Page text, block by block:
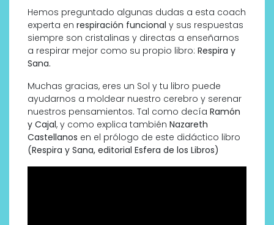
Hemos preguntado algunas dudas a esta coach
experta en respiración funcional y sus respuestas
siempre son cristalinas y directas a enseñarnos
a respirar mejor como su propio libro: Respira y
Sana.
Muchas gracias, eres un Sol y tu libro puede
ayudarnos a moldear nuestro cerebro y serenar
nuestros pensamientos. Tal como decía Ramón
y Cajal, y como explica también Nazareth
Castellanos en el prólogo de este didáctico libro
(Respira y Sana, editorial Esfera de los Libros)